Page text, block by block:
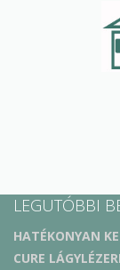
LEGUTÓBBI
HATÉKONYAN
CURE